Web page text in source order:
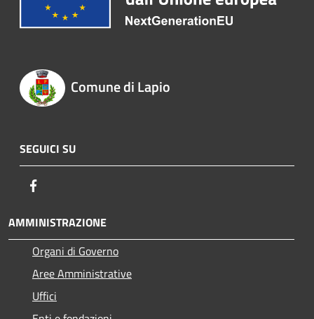
Comune di Lapio
SEGUICI SU
AMMINISTRAZIONE
Organi di Governo
Aree Amministrative
Uffici